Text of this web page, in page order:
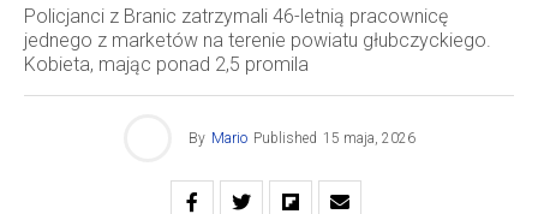
Policjanci z Branic zatrzymali 46-letnią pracownicę
jednego z marketów na terenie powiatu głubczyckiego.
Kobieta, mając ponad 2,5 promila
By Mario Published 15 maja, 2026